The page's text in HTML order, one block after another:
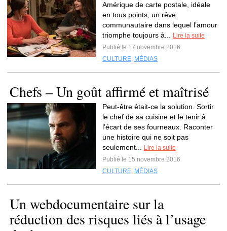
Amérique de carte postale, idéale
en tous points, un rêve
communautaire dans lequel l’amour
triomphe toujours à...
Lire la suite
Publié le 17 novembre 2016
CULTURE, MÉDIAS
Chefs – Un goût affirmé et maîtrisé
Peut-être était-ce la solution. Sortir
le chef de sa cuisine et le tenir à
l’écart de ses fourneaux. Raconter
une histoire qui ne soit pas
seulement...
Lire la suite
Publié le 15 novembre 2016
CULTURE, MÉDIAS
Un webdocumentaire sur la
réduction des risques liés à l’usage